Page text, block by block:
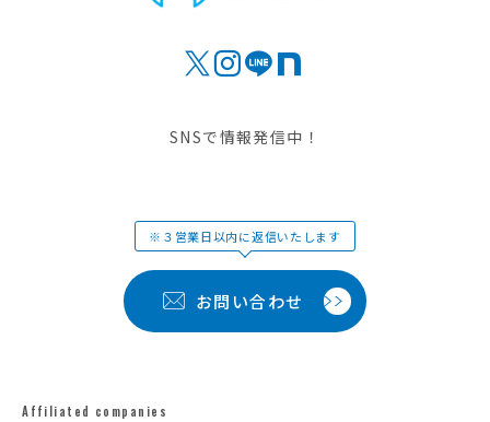
SNSで情報発信中！
※３営業日以内に返信いたします
お問い合わせ
Affiliated companies